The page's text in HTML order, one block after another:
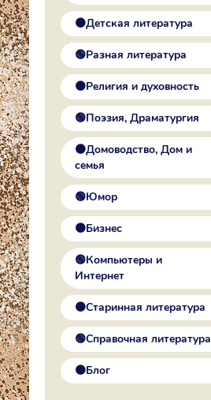
🟠Детская литература
🟢Разная литература
🟠Религия и духовность
🟢Поэзия, Драматургия
🟠Домоводство, Дом и
семья
🟢Юмор
🟠Бизнес
🟢Компьютеры и
Интернет
🟠Старинная литература
🟢Справочная литература
🟠Блог